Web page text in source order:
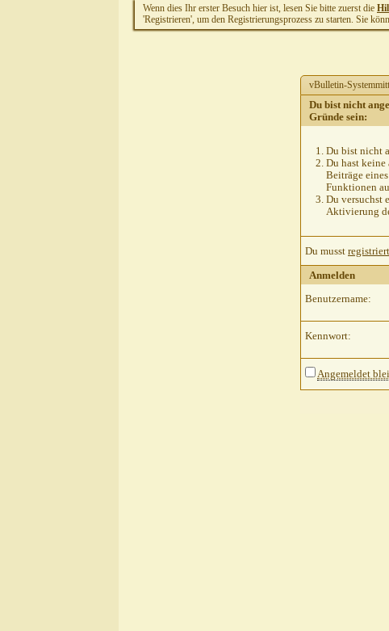
Wenn dies Ihr erster Besuch hier ist, lesen Sie bitte zuerst die
'Registrieren', um den Registrierungsprozess zu starten. Sie
vBulletin-
Du bist nicht
Gründe sein:
Du bist nicht
Du hast keine
Beiträge
Funktionen
Du versuchst
Aktivierung
Du musst registriert
Anmelden
Benutzername:
Kennwort:
Angemeldet